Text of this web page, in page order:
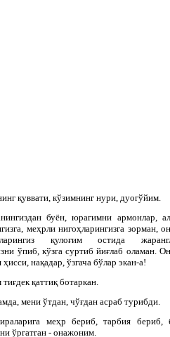
қуввати, кўзимнинг нури, дуогўйим.
буён, юрагимни армонлар,
меҳрли нигоҳларингизга зорман,
қулоғим остида
ўпиб, кўзга суртиб йиғлаб оламан.
нақадар, ўзгача бўлар экан-а!
қаттиқ ботаркан.
мени ўтдан, чўғдан асраб турибди.
меҳр бериб, тарбия бериб,
ўргатган - онажоним.